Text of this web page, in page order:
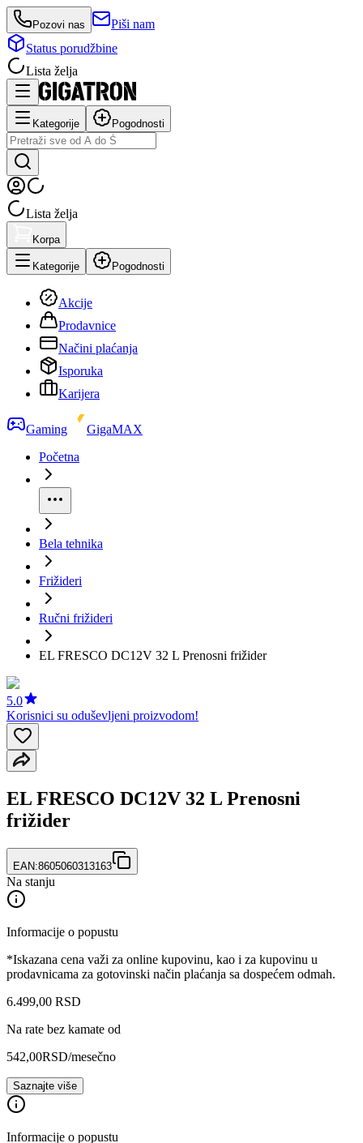
Pozovi nas
Piši nam
Status porudžbine
Lista želja
Kategorije Pogodnosti
Lista želja
Korpa
Kategorije Pogodnosti
Akcije
Prodavnice
Načini plaćanja
Isporuka
Karijera
Gaming
GigaMAX
Početna
Bela tehnika
Frižideri
Ručni frižideri
EL FRESCO DC12V 32 L Prenosni frižider
5.0
Korisnici su oduševljeni proizvodom!
EL FRESCO DC12V 32 L Prenosni
frižider
EAN:8605060313163
Na stanju
Informacije o popustu
*Iskazana cena važi za online kupovinu, kao i za kupovinu u
prodavnicama za gotovinski način plaćanja sa dospećem odmah.
6.499,00 RSD
Na rate bez kamate od
542,00RSD/mesečno
Saznajte više
Informacije o popustu